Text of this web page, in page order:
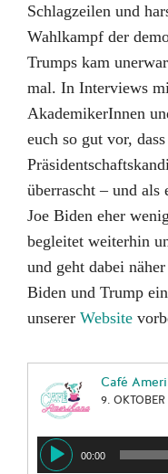
Schlagzeilen und
Wahlkampf der
Trumps kam
mal. In Interviews
AkademikerInnen
euch so gut vor,
überrascht – und als
Joe Biden eher
begleitet weiterhin
und geht dabei
Biden und Trump
unserer Website
9.
Audio-
Player
00:00